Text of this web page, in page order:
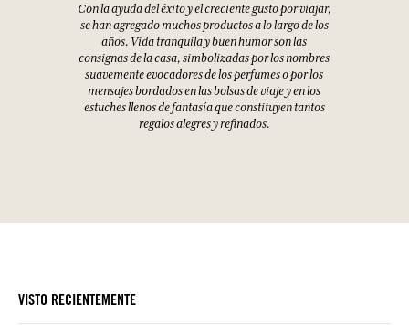
Con la ayuda del éxito y el creciente gusto por viajar,
se han agregado muchos productos a lo largo de los
años. Vida tranquila y buen humor son las
consignas de la casa, simbolizadas por los nombres
suavemente evocadores de los perfumes o por los
mensajes bordados en las bolsas de viaje y en los
estuches llenos de fantasía que constituyen tantos
regalos alegres y refinados.
VISTO RECIENTEMENTE